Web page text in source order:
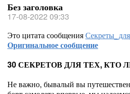
Без заголовка
17-08-2022 09:33
Это цитата сообщения
Оригинальное сообщение
30 СЕКРЕТОВ ДЛЯ ТЕХ, КТО
Не важно, бывалый вы